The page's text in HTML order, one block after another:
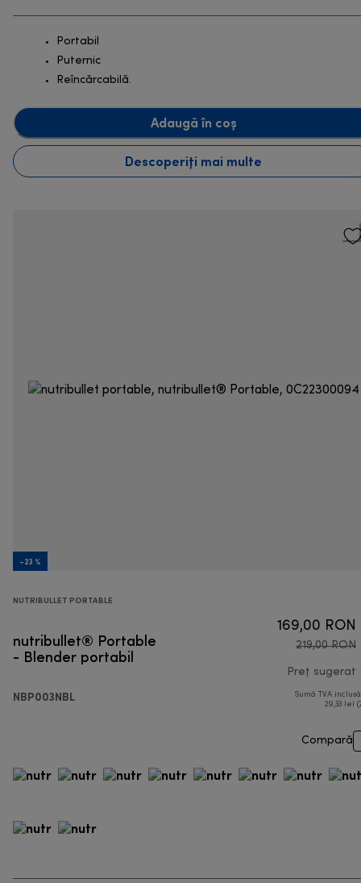
Portabil
Puternic
Reîncărcabilă.
Adaugă în coș
Descoperiți mai multe
-23 %
NUTRIBULLET PORTABLE
nutribullet® Portable
- Blender portabil
NBP003NBL
169,00 RON
219,00 RON
Preț sugerat
Sumă TVA
29,33 lei
Compară